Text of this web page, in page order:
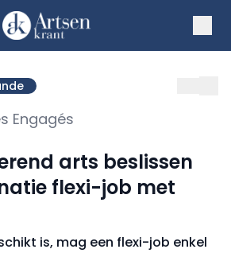
Engagés
arts beslissen
flexi-job met
is, mag een flexi-job enkel